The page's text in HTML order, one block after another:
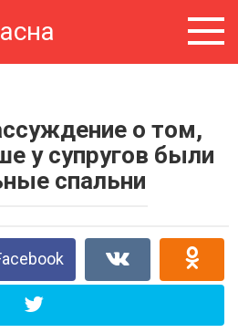
о том,
у супругов были
спальни